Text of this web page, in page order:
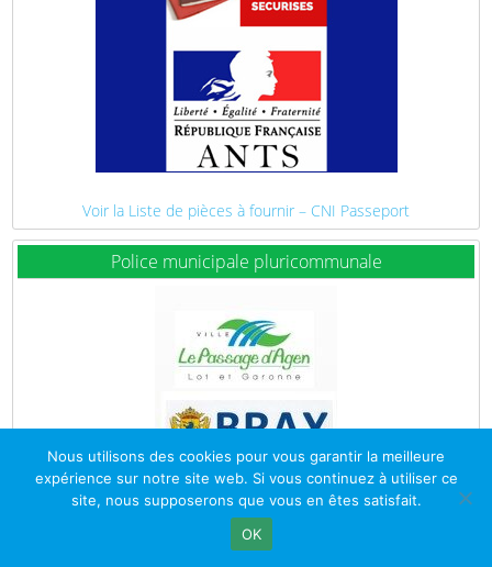
Voir la Liste de pièces à fournir – CNI Passeport
Police municipale pluricommunale
Nous utilisons des cookies pour vous garantir la meilleure
expérience sur notre site web. Si vous continuez à utiliser ce
site, nous supposerons que vous en êtes satisfait.
OK